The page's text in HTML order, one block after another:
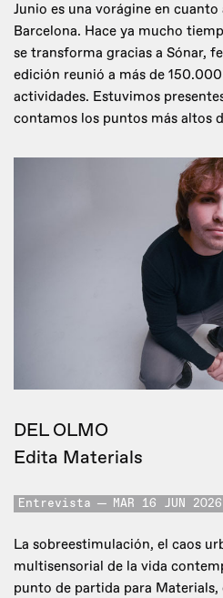
Junio es una vorágine en
Barcelona. Hace ya mucho
se transforma gracias a Sónar,
edición reunió a más de
actividades. Estuvimos
contamos los puntos más altos
DEL OLMO
Edita Materials
Entrevista MAR 16 JUN 2026
La sobreestimulación, el caos
multisensorial de la vida
punto de partida para Materials,